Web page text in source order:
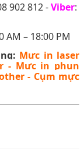
902 812 -Viber:
AM – 18:00 PM
Mực in laser
- Mực in phun
- Cụm mực